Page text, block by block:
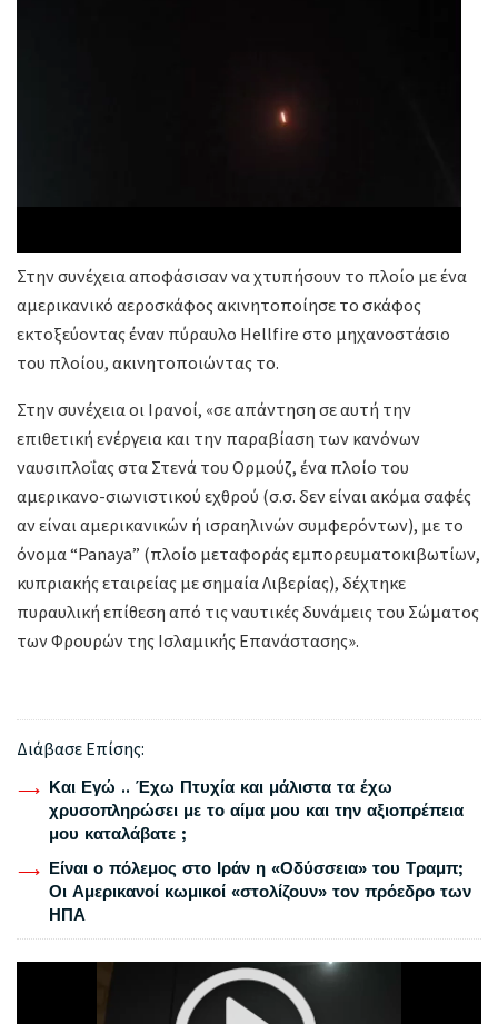
Στην συνέχεια αποφάσισαν να χτυπήσουν το πλοίο με ένα
αμερικανικό αεροσκάφος ακινητοποίησε το σκάφος
εκτοξεύοντας έναν πύραυλο Hellfire στο μηχανοστάσιο
του πλοίου, ακινητοποιώντας το.
Στην συνέχεια οι Ιρανοί, «σε απάντηση σε αυτή την
επιθετική ενέργεια και την παραβίαση των κανόνων
ναυσιπλοΐας στα Στενά του Ορμούζ, ένα πλοίο του
αμερικανο-σιωνιστικού εχθρού (σ.σ. δεν είναι ακόμα σαφές
αν είναι αμερικανικών ή ισραηλινών συμφερόντων), με το
όνομα “Panaya” (πλοίο μεταφοράς εμπορευματοκιβωτίων,
κυπριακής εταιρείας με σημαία Λιβερίας), δέχτηκε
πυραυλική επίθεση από τις ναυτικές δυνάμεις του Σώματος
των Φρουρών της Ισλαμικής Επανάστασης».
Διάβασε Επίσης:
Και Εγώ .. Έχω Πτυχία και μάλιστα τα έχω
χρυσοπληρώσει με το αίμα μου και την αξιοπρέπεια
μου καταλάβατε ;
Είναι ο πόλεμος στο Ιράν η «Οδύσσεια» του Τραμπ;
Οι Αμερικανοί κωμικοί «στολίζουν» τον πρόεδρο των
ΗΠΑ